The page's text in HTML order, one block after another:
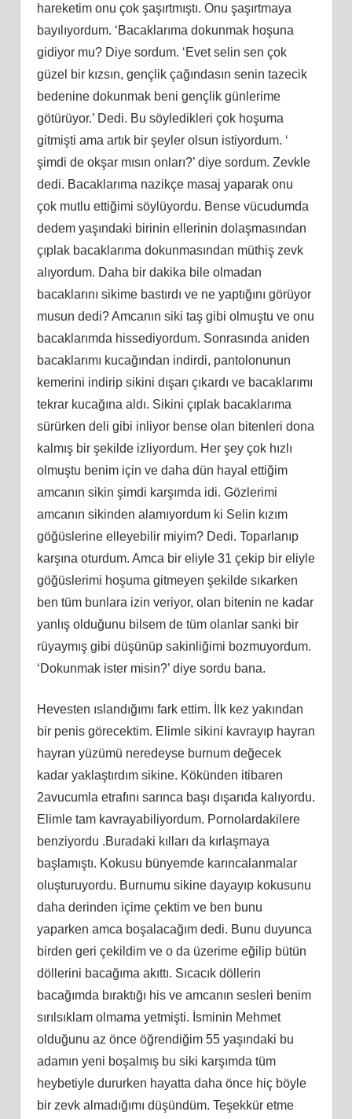
hareketim onu çok şaşırtmıştı. Onu şaşırtmaya
bayılıyordum. ‘Bacaklarıma dokunmak hoşuna
gidiyor mu? Diye sordum. ‘Evet selin sen çok
güzel bir kızsın, gençlik çağındasın senin tazecik
bedenine dokunmak beni gençlik günlerime
götürüyor.’ Dedi. Bu söyledikleri çok hoşuma
gitmişti ama artık bir şeyler olsun istiyordum. ‘
şimdi de okşar mısın onları?’ diye sordum. Zevkle
dedi. Bacaklarıma nazikçe masaj yaparak onu
çok mutlu ettiğimi söylüyordu. Bense vücudumda
dedem yaşındaki birinin ellerinin dolaşmasından
çıplak bacaklarıma dokunmasından müthiş zevk
alıyordum. Daha bir dakika bile olmadan
bacaklarını sikime bastırdı ve ne yaptığını görüyor
musun dedi? Amcanın siki taş gibi olmuştu ve onu
bacaklarımda hissediyordum. Sonrasında aniden
bacaklarımı kucağından indirdi, pantolonunun
kemerini indirip sikini dışarı çıkardı ve bacaklarımı
tekrar kucağına aldı. Sikini çıplak bacaklarıma
sürürken deli gibi inliyor bense olan bitenleri dona
kalmış bir şekilde izliyordum. Her şey çok hızlı
olmuştu benim için ve daha dün hayal ettiğim
amcanın sikin şimdi karşımda idi. Gözlerimi
amcanın sikinden alamıyordum ki Selin kızım
göğüslerine elleyebilir miyim? Dedi. Toparlanıp
karşına oturdum. Amca bir eliyle 31 çekip bir eliyle
göğüslerimi hoşuma gitmeyen şekilde sıkarken
ben tüm bunlara izin veriyor, olan bitenin ne kadar
yanlış olduğunu bilsem de tüm olanlar sanki bir
rüyaymış gibi düşünüp sakinliğimi bozmuyordum.
‘Dokunmak ister misin?’ diye sordu bana.
Hevesten ıslandığımı fark ettim. İlk kez yakından
bir penis görecektim. Elimle sikini kavrayıp hayran
hayran yüzümü neredeyse burnum değecek
kadar yaklaştırdım sikine. Kökünden itibaren
2avucumla etrafını sarınca başı dışarıda kalıyordu.
Elimle tam kavrayabiliyordum. Pornolardakilere
benziyordu .Buradaki kılları da kırlaşmaya
başlamıştı. Kokusu bünyemde karıncalanmalar
oluşturuyordu. Burnumu sikine dayayıp kokusunu
daha derinden içime çektim ve ben bunu
yaparken amca boşalacağım dedi. Bunu duyunca
birden geri çekildim ve o da üzerime eğilip bütün
döllerini bacağıma akıttı. Sıcacık döllerin
bacağımda bıraktığı his ve amcanın sesleri benim
sırılsıklam olmama yetmişti. İsminin Mehmet
olduğunu az önce öğrendiğim 55 yaşındaki bu
adamın yeni boşalmış bu siki karşımda tüm
heybetiyle dururken hayatta daha önce hiç böyle
bir zevk almadığımı düşündüm. Teşekkür etme